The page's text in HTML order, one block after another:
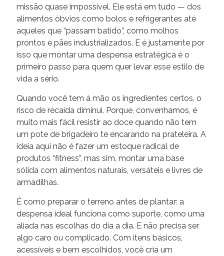
missão quase impossível. Ele está em tudo — dos
alimentos óbvios como bolos e refrigerantes até
aqueles que “passam batido”, como molhos
prontos e pães industrializados. E é justamente por
isso que montar uma despensa estratégica é o
primeiro passo para quem quer levar esse estilo de
vida a sério.
Quando você tem à mão os ingredientes certos, o
risco de recaída diminui. Porque, convenhamos, é
muito mais fácil resistir ao doce quando não tem
um pote de brigadeiro te encarando na prateleira. A
ideia aqui não é fazer um estoque radical de
produtos “fitness”, mas sim, montar uma base
sólida com alimentos naturais, versáteis e livres de
armadilhas.
É como preparar o terreno antes de plantar: a
despensa ideal funciona como suporte, como uma
aliada nas escolhas do dia a dia. E não precisa ser
algo caro ou complicado. Com itens básicos,
acessíveis e bem escolhidos, você cria um